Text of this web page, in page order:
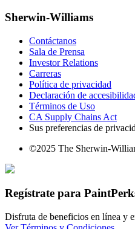
Sherwin-Williams
Contáctanos
Sala de Prensa
Investor Relations
Carreras
Política de privacidad
Declaración de
Términos de Uso
CA Supply Chains Act
Sus preferencias de
©2025 The Sherwin-
Regístrate para
Disfruta de beneficios en línea y